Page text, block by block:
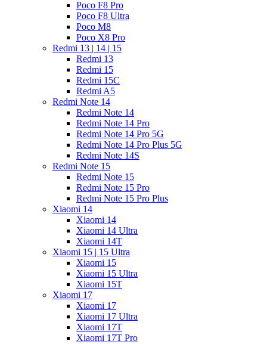
Poco F8 Pro
Poco F8 Ultra
Poco M8
Poco X8 Pro
Redmi 13 | 14 | 15
Redmi 13
Redmi 15
Redmi 15C
Redmi A5
Redmi Note 14
Redmi Note 14
Redmi Note 14 Pro
Redmi Note 14 Pro 5G
Redmi Note 14 Pro Plus 5G
Redmi Note 14S
Redmi Note 15
Redmi Note 15
Redmi Note 15 Pro
Redmi Note 15 Pro Plus
Xiaomi 14
Xiaomi 14
Xiaomi 14 Ultra
Xiaomi 14T
Xiaomi 15 | 15 Ultra
Xiaomi 15
Xiaomi 15 Ultra
Xiaomi 15T
Xiaomi 17
Xiaomi 17
Xiaomi 17 Ultra
Xiaomi 17T
Xiaomi 17T Pro